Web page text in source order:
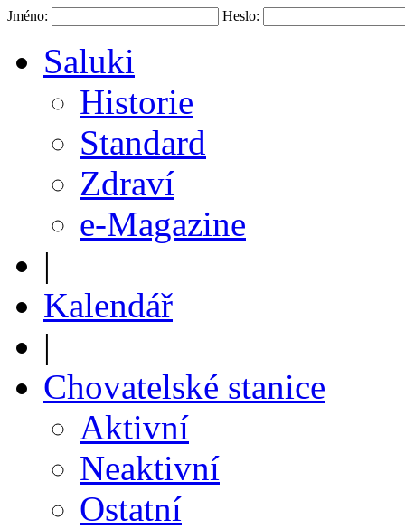
Jméno: Heslo:
Saluki
Historie
Standard
Zdraví
e-Magazine
|
Kalendář
|
Chovatelské stanice
Aktivní
Neaktivní
Ostatní